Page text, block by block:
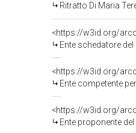
Ritratto Di Maria
<https://w3id.org/
Ente schedatore del
<https://w3id.org/
Ente competente
<https://w3id.org/
Ente proponente